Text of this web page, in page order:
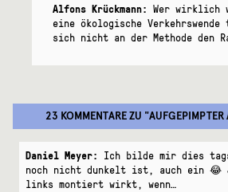
Alfons Krückmann: Wer wirklich
eine ökologische
sich nicht an der Methode den
23 KOMMENTAREZU "AUFGEPIMPTER
Daniel Meyer: Ich bilde mir dies
noch nicht dunkelt ist, auch ein 😂
links montiert wirkt, wenn…